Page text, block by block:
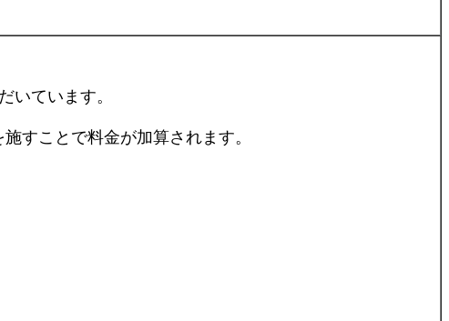
いています。
すことで料金が加算されます。